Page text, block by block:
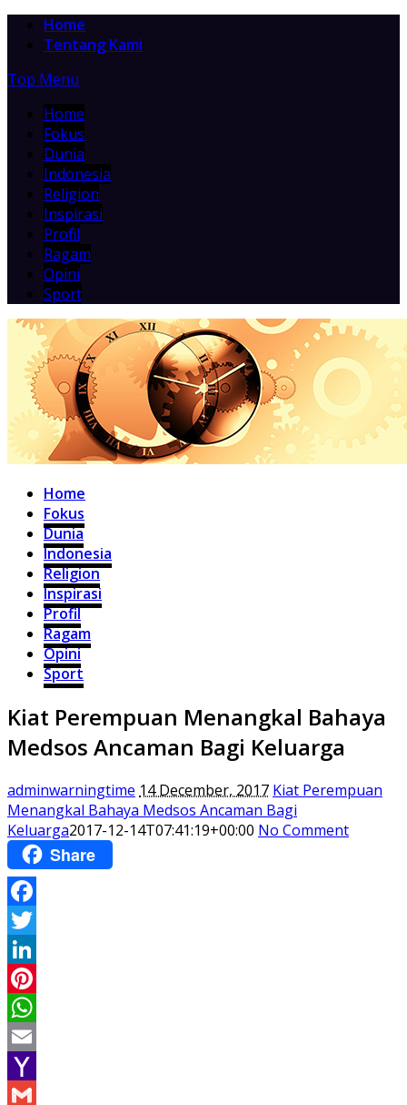
Home
Tentang Kami
Top Menu
Home
Fokus
Dunia
Indonesia
Religion
Inspirasi
Profil
Ragam
Opini
Sport
Home
Fokus
Dunia
Indonesia
Religion
Inspirasi
Profil
Ragam
Opini
Sport
Kiat Perempuan Menangkal Bahaya
Medsos Ancaman Bagi Keluarga
adminwarningtime 14 December, 2017 Kiat Perempuan
Menangkal Bahaya Medsos Ancaman Bagi
Keluarga2017-12-14T07:41:19+00:00 No Comment
Share
Facebook
Twitter
LinkedIn
Pinterest
WhatsApp
Email
Yahoo